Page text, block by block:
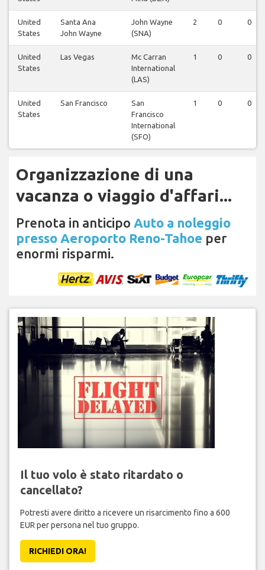
United
States
Santa Ana
John Wayne
John Wayne
(SNA)
2 0 0
United
States
Las Vegas
Mc Carran
International
(LAS)
1 0 0
United
States
San Francisco
San
Francisco
International
(SFO)
1 0 0
Organizzazione di una
vacanza o viaggio d'affari...
Prenota in anticipo Auto a noleggio
presso Aeroporto Reno-Tahoe per
enormi risparmi.
Il tuo volo è stato ritardato o
cancellato?
Potresti avere diritto a ricevere un risarcimento fino a 600
EUR per persona nel tuo gruppo.
RICHIEDI ORA!